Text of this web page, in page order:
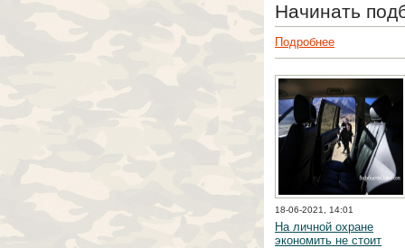
Начинать
Подробнее
18-06-2021, 14:01
На личной охране
экономить не стоит